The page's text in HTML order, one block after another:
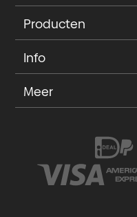
Producten
Info
Meer